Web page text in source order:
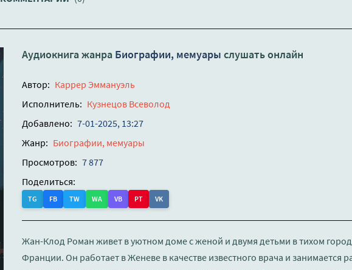
Аудиокнига жанра Биографии, мемуары слушать онлайн
Автор: Каррер Эммануэль
Исполнитель: Кузнецов Всеволод
Добавлено: 7-01-2025, 13:27
Жанр: Биографии, мемуары
Просмотров: 7 877
Поделиться:
TG FB TW WA VB PT VK
Жан-Клод Роман живет в уютном доме с женой и двумя детьми в тихом
Франции. Он работает в Женеве в качестве известного врача и занимается